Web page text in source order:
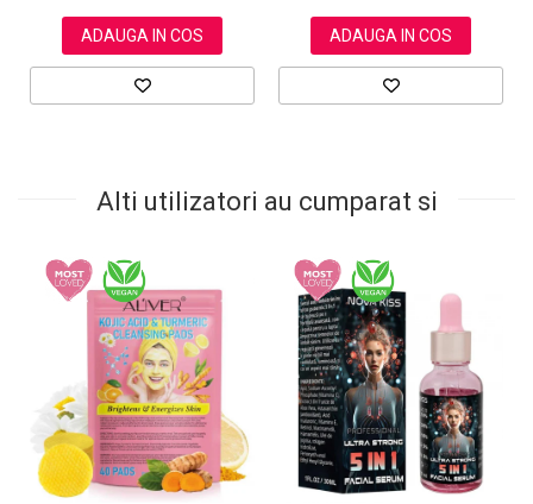
ADAUGA IN COS ADAUGA IN COS
Alti utilizatori au cumparat si